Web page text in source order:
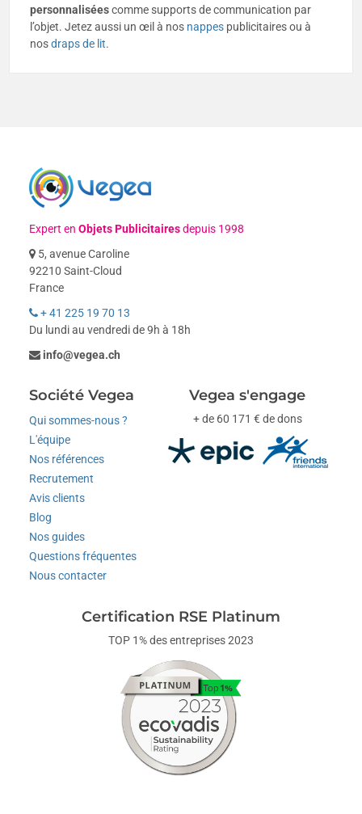
personnaliséescomme supports de communication par
l’objet. Jetez aussi un œil à nos nappes publicitaires ou à
nosdraps de lit.
Expert enObjets Publicitairesdepuis 1998
5, avenue Caroline
92210 Saint-Cloud
France
+ 41 225 19 70 13
Du lundi au vendredi de 9h à 18h
info@vegea.ch
Société Vegea
Qui sommes-nous ?
L'équipe
Nos références
Recrutement
Avis clients
Blog
Nos guides
Questions fréquentes
Nous contacter
Vegea s'engage
+ de 60 171 € de dons
Certification RSE Platinum
TOP 1% des entreprises 2023